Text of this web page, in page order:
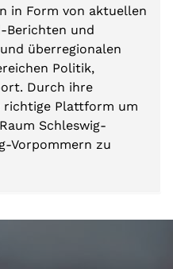
in Form von aktuellen
Berichten und
überregionalen
Politik,
Durch ihre
richtige Plattform um
Schleswig-
Vorpommern zu